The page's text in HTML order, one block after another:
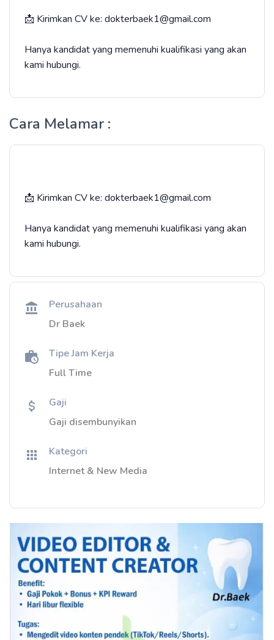
📩 Kirimkan CV ke: dokterbaek1@gmail.com
Hanya kandidat yang memenuhi kualifikasi yang akan
kami hubungi.
Cara Melamar :
📩 Kirimkan CV ke: dokterbaek1@gmail.com
Hanya kandidat yang memenuhi kualifikasi yang akan
kami hubungi.
Perusahaan
Dr Baek
Tipe Jam Kerja
Full Time
Gaji
Gaji disembunyikan
Kategori
Internet & New Media